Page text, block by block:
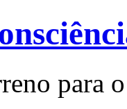
para